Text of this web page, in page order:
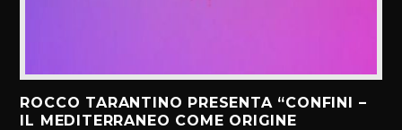
ROCCO TARANTINO PRESENTA “CONFINI –
IL MEDITERRANEO COME ORIGINE